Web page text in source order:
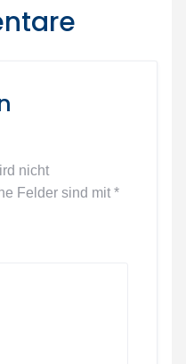
nicht
Felder sind mit *